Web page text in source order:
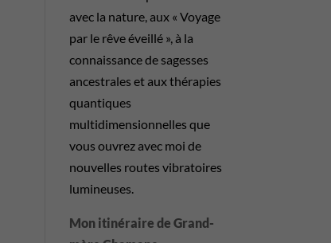
avec la nature, aux « Voyage
par le rêve éveillé », à la
connaissance de sagesses
ancestrales et aux thérapies
quantiques
multidimensionnelles que
vous ouvrez avec moi de
nouvelles routes vibratoires
lumineuses.
Mon itinéraire de Grand-